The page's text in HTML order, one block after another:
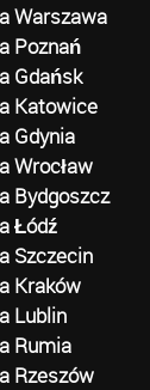
Warszawa
Poznań
Gdańsk
Katowice
Gdynia
Wrocław
Bydgoszcz
Łódź
Szczecin
Kraków
Lublin
Rumia
Rzeszów